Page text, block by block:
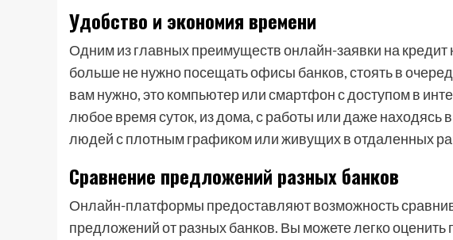
Удобство и экономия времени
Одним из главных преимуществ онлайн-заявки на
больше не нужно посещать офисы банков, стоять в
вам нужно, это компьютер или смартфон с доступом в
любое время суток, из дома, с работы или даже находясь
людей с плотным графиком или живущих в отдаленных
Сравнение предложений разных банков
Онлайн-платформы предоставляют возможность
предложений от разных банков. Вы можете легко оценить